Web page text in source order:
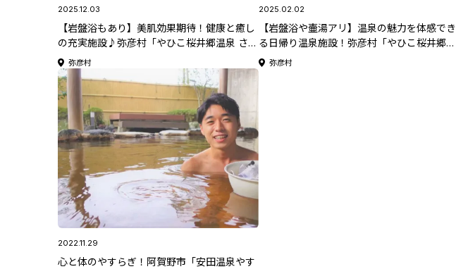
2025.12.03
【岩盤浴もあり】美肌効果期待！健康と癒し
の充実施設♪弥彦村「やひこ桜井郷温泉 さく
らの湯」【新潟県日帰り温泉特集】
弥彦村
2025.02.02
【岩盤浴や壷湯アリ】温泉の魅力を体感でき
る日帰り温泉施設！弥彦村「やひこ桜井郷温
泉 さくらの湯」【新潟県日帰り温泉特集
2025】
弥彦村
2022.11.29
心と体のやすらぎ！阿賀野市「安田温泉やす